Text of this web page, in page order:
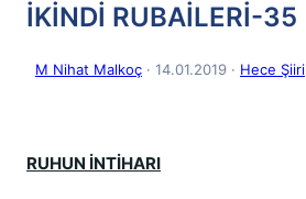
İKİNDİ RUBAİLERİ-35
M Nihat Malkoç · 14.01.2019 · Hece Şiiri
RUHUN İNTİHARI